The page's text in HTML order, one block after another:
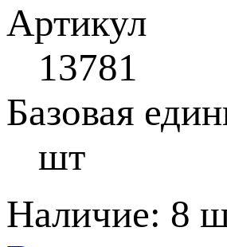
Артикул
13781
Базовая
шт
Наличие: 8